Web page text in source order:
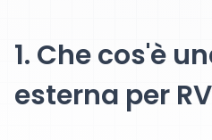
1. Che cos'è
esterna per